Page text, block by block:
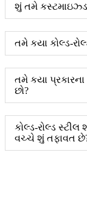
શું તમે કસ્ટમાઇઝ્ડ
તમે કયા કોલ્ડ-
તમે કયા
છો?
કોલ્ડ-રોલ્ડ સ્ટીલ
વચ્ચે શું તફાવત